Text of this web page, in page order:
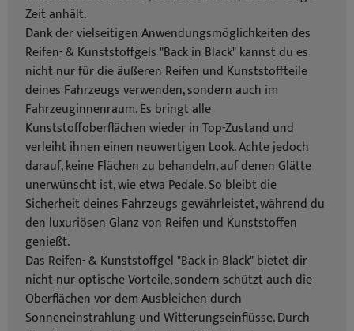
Zeit anhält.
Dank der vielseitigen Anwendungsmöglichkeiten des
Reifen- & Kunststoffgels "Back in Black" kannst du es
nicht nur für die äußeren Reifen und Kunststoffteile
deines Fahrzeugs verwenden, sondern auch im
Fahrzeuginnenraum. Es bringt alle
Kunststoffoberflächen wieder in Top-Zustand und
verleiht ihnen einen neuwertigen Look. Achte jedoch
darauf, keine Flächen zu behandeln, auf denen Glätte
unerwünscht ist, wie etwa Pedale. So bleibt die
Sicherheit deines Fahrzeugs gewährleistet, während du
den luxuriösen Glanz von Reifen und Kunststoffen
genießt.
Das Reifen- & Kunststoffgel "Back in Black" bietet dir
nicht nur optische Vorteile, sondern schützt auch die
Oberflächen vor dem Ausbleichen durch
Sonneneinstrahlung und Witterungseinflüsse. Durch